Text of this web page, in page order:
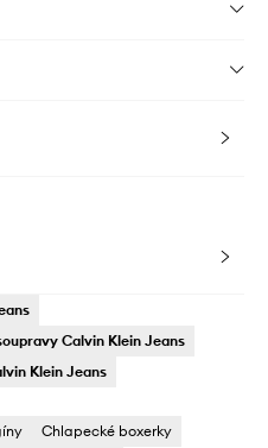
Calvin Klein Jeans
Klein Jeans
Chlapecké boxerky